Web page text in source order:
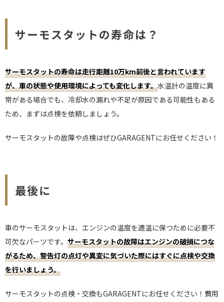
サーモスタットの寿命は？
サーモスタットの寿命は走行距離10万km前後と言われています
が、車の状態や使用環境によっても変化します。水温計の温度に異
常がある場合でも、冷却水の漏れや不足が原因である可能性もある
ため、まずは点検を依頼しましょう。
サーモスタットの故障や点検はぜひGARAGENTにお任せください！
最後に
車のサーモスタットは、エンジンの温度を適温に保つために必要不
可欠なパーツです。 サーモスタットの故障はエンジンの破損につな
がるため、警告灯の点灯や異変に気づいた際にはすぐに点検や交換
を行いましょう。
サーモスタットの点検・交換もGARAGENTにお任せください！費用